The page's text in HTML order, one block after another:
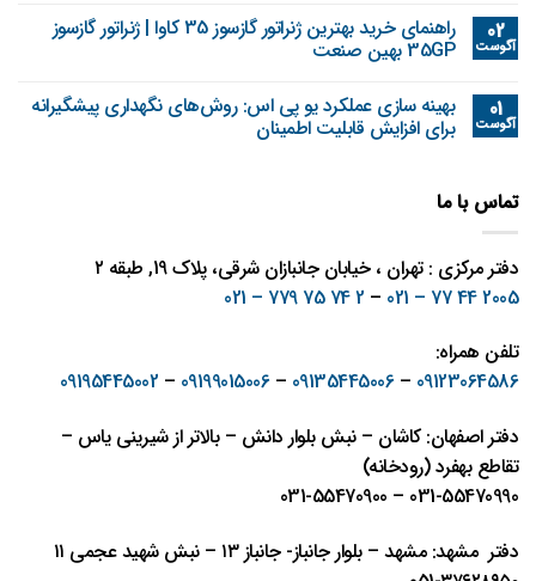
02
آگوست
راهنمای خرید بهترین ژنراتور گازسوز 35 کاوا | ژنراتور گازسوز
35GP بهین صنعت
01
آگوست
بهینه‌ سازی عملکرد یو پی اس: روش‌های نگهداری پیشگیرانه
برای افزایش قابلیت اطمینان
تماس با ما
دفتر مرکزی : تهران ، خیابان جانبازان شرقی، پلاک 19, طبقه ۲
2005 44 77 – 021
–
2 74 75 779 – 021
تلفن همراه:
09123064586
–
09135445006
–
09199015006
–
09195445002
دفتر اصفهان: کاشان – نبش بلوار دانش – بالاتر از شیرینی یاس –
تقاطع بهفرد (رودخانه)
031-55470990 – 031-55470900
دفتر مشهد: مشهد – بلوار جانباز- جانباز ١٣ – نبش شهيد عجمی ١١